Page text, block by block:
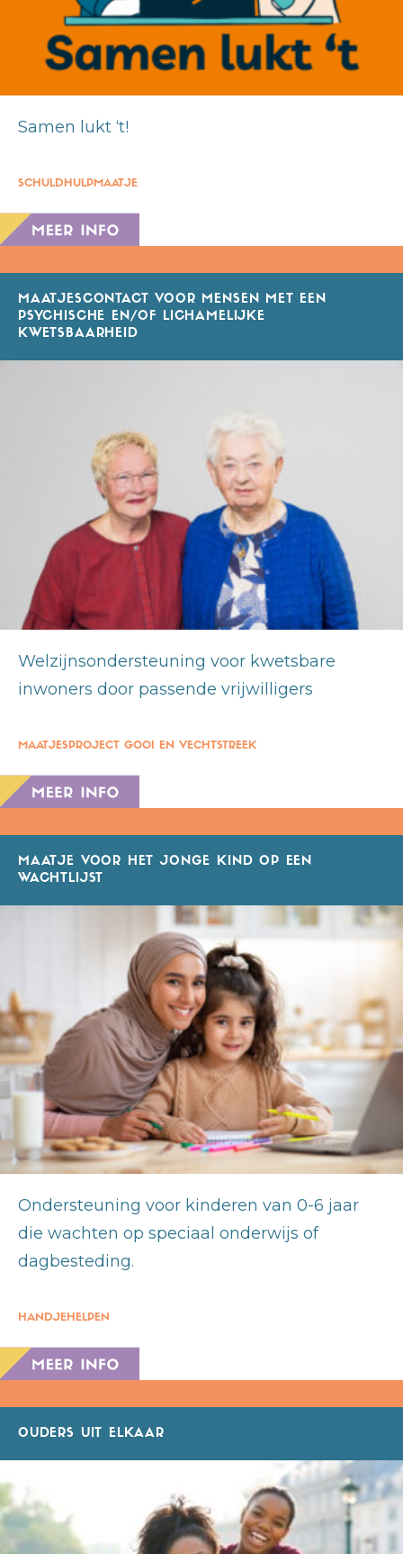
Samen lukt ‘t!
SCHULDHULPMAATJE
MAATJESCONTACT VOOR MENSEN MET EEN
PSYCHISCHE EN/OF LICHAMELIJKE
KWETSBAARHEID
Welzijnsondersteuning voor kwetsbare
inwoners door passende vrijwilligers
MAATJESPROJECT GOOI EN VECHTSTREEK
MAATJE VOOR HET JONGE KIND OP EEN
WACHTLIJST
Ondersteuning voor kinderen van 0-6 jaar
die wachten op speciaal onderwijs of
dagbesteding.
HANDJEHELPEN
OUDERS UIT ELKAAR